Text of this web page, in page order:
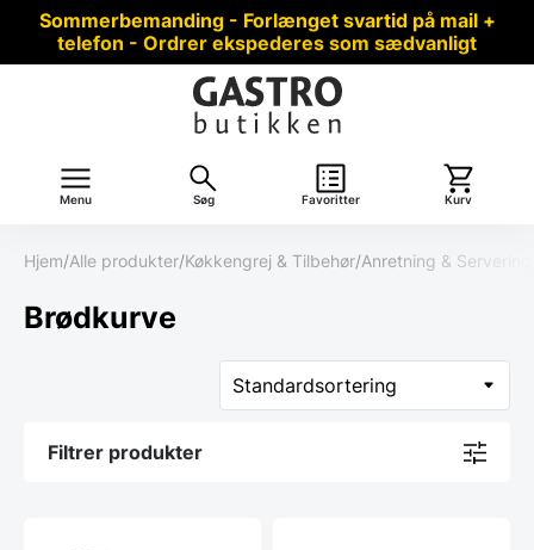
Sommerbemanding - Forlænget svartid på mail +
telefon - Ordrer ekspederes som sædvanligt
Menu Søg Favoritter Kurv
Hjem/Alle produkter/Køkkengrej & Tilbehør/Anretning & Servering
Brødkurve
Filtrer produkter